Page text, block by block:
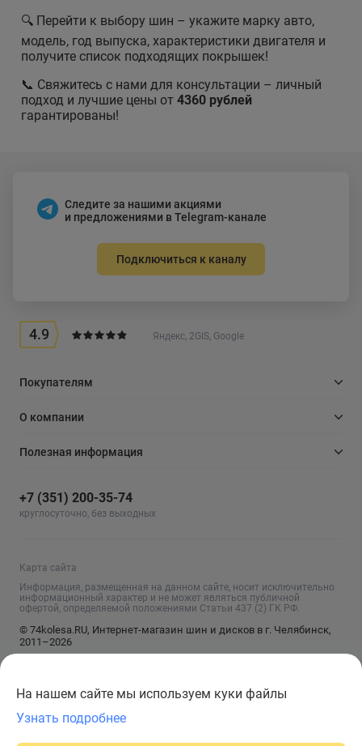
🔍 Перейти к выбору шин – укажите марку авто,
модель, год выпуска, характеристики двигателя и
получите список подходящих покрышек!
📞 Свяжитесь с нами для консультации – личный
подход и лучшие цены от 4360 рублей
гарантированы!
Следите за нашими акциями
и предложениями в Telegram-канале
Подключиться к каналу
4.9 Яндекс, 2GIS, Google
Покупателям
О компании
Полезная информация
+7 (351) 200-35-74
круглосуточно, без выходных
Карта сайта
Информация, размещенная на данном сайте, носит исключительно
информационный характер и не может являться публичной
офертой, определяемой положениями Статьи 437 (2) ГК РФ.
© 74kolesa.RU, Интернет-магазин шин и дисков в г. Челябинск,
2011–2026
На нашем сайте мы используем куки файлы
Узнать подробнее